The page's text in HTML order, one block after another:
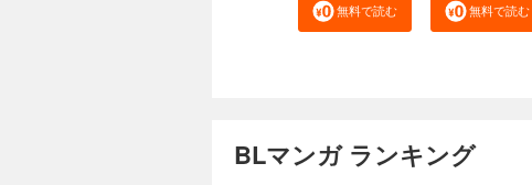
無料で読む 無料で読む
BLマンガ ランキング